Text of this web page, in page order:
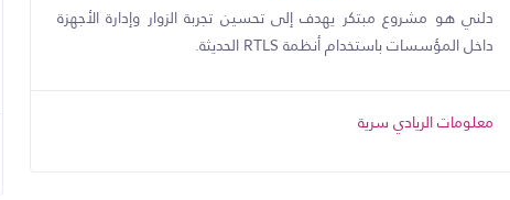
دلني هو مشروع مبتكر يهدف إلى تحسين تجربة الزوار وإدارة الأجهزة
داخل المؤسسات باستخدام أنظمة RTLS الحديثة.
معلومات الريادي سرية